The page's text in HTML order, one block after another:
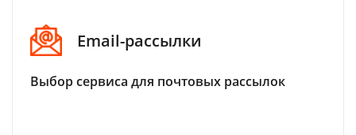
Email-рассылки
Выбор сервиса для почтовых рассылок